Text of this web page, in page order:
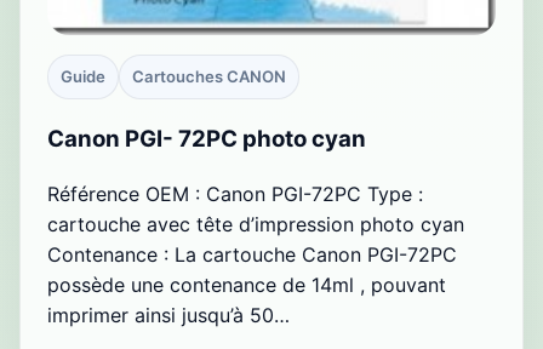
Guide Cartouches CANON
Canon PGI- 72PC photo cyan
Référence OEM : Canon PGI-72PC Type :
cartouche avec tête d’impression photo cyan
Contenance : La cartouche Canon PGI-72PC
possède une contenance de 14ml , pouvant
imprimer ainsi jusqu’à 50…